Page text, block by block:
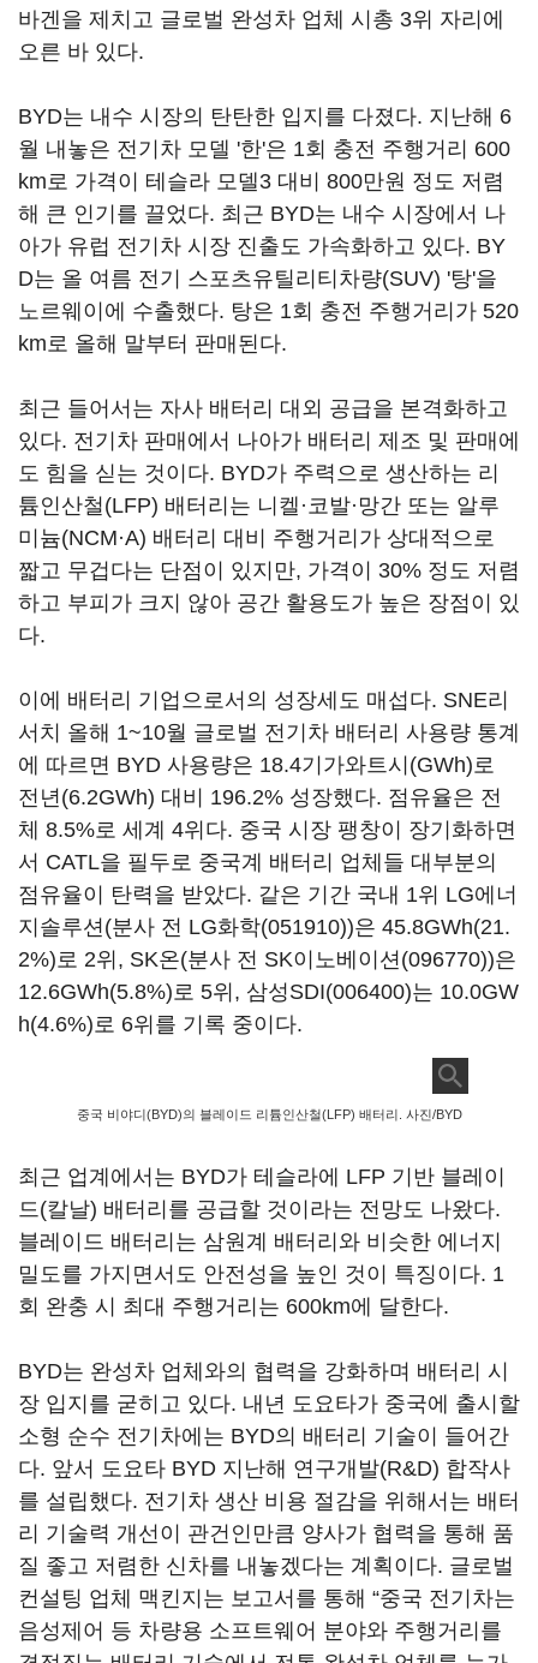
바겐을 제치고 글로벌 완성차 업체 시총 3위 자리에
오른 바 있다.
BYD는 내수 시장의 탄탄한 입지를 다졌다. 지난해 6
월 내놓은 전기차 모델 '한'은 1회 충전 주행거리 600
km로 가격이 테슬라 모델3 대비 800만원 정도 저렴
해 큰 인기를 끌었다. 최근 BYD는 내수 시장에서 나
아가 유럽 전기차 시장 진출도 가속화하고 있다. BY
D는 올 여름 전기 스포츠유틸리티차량(SUV) '탕'을
노르웨이에 수출했다. 탕은 1회 충전 주행거리가 520
km로 올해 말부터 판매된다.
최근 들어서는 자사 배터리 대외 공급을 본격화하고
있다. 전기차 판매에서 나아가 배터리 제조 및 판매에
도 힘을 싣는 것이다. BYD가 주력으로 생산하는 리
튬인산철(LFP) 배터리는 니켈·코발·망간 또는 알루
미늄(NCM·A) 배터리 대비 주행거리가 상대적으로
짧고 무겁다는 단점이 있지만, 가격이 30% 정도 저렴
하고 부피가 크지 않아 공간 활용도가 높은 장점이 있
다.
이에 배터리 기업으로서의 성장세도 매섭다. SNE리
서치 올해 1~10월 글로벌 전기차 배터리 사용량 통계
에 따르면 BYD 사용량은 18.4기가와트시(GWh)로
전년(6.2GWh) 대비 196.2% 성장했다. 점유율은 전
체 8.5%로 세계 4위다. 중국 시장 팽창이 장기화하면
서 CATL을 필두로 중국계 배터리 업체들 대부분의
점유율이 탄력을 받았다. 같은 기간 국내 1위 LG에너
지솔루션(분사 전 LG화학(051910))은 45.8GWh(21.
2%)로 2위, SK온(분사 전 SK이노베이션(096770))은
12.6GWh(5.8%)로 5위, 삼성SDI(006400)는 10.0GW
h(4.6%)로 6위를 기록 중이다.
중국 비야디(BYD)의 블레이드 리튬인산철(LFP) 배터리. 사진/BYD
최근 업계에서는 BYD가 테슬라에 LFP 기반 블레이
드(칼날) 배터리를 공급할 것이라는 전망도 나왔다.
블레이드 배터리는 삼원계 배터리와 비슷한 에너지
밀도를 가지면서도 안전성을 높인 것이 특징이다. 1
회 완충 시 최대 주행거리는 600km에 달한다.
BYD는 완성차 업체와의 협력을 강화하며 배터리 시
장 입지를 굳히고 있다. 내년 도요타가 중국에 출시할
소형 순수 전기차에는 BYD의 배터리 기술이 들어간
다. 앞서 도요타 BYD 지난해 연구개발(R&D) 합작사
를 설립했다. 전기차 생산 비용 절감을 위해서는 배터
리 기술력 개선이 관건인만큼 양사가 협력을 통해 품
질 좋고 저렴한 신차를 내놓겠다는 계획이다. 글로벌
컨설팅 업체 맥킨지는 보고서를 통해 “중국 전기차는
음성제어 등 차량용 소프트웨어 분야와 주행거리를